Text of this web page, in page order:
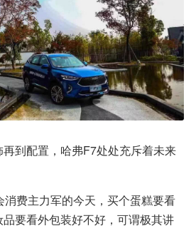
到配置，哈弗F7处处充斥着未来
费主力军的今天，买个蛋糕要看
要看外包装好不好，可谓极其讲